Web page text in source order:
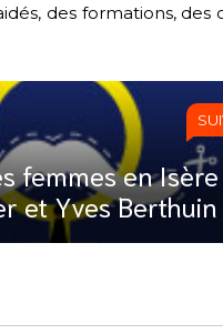
des formations, des
femmes en Isère
et Yves Berthuin